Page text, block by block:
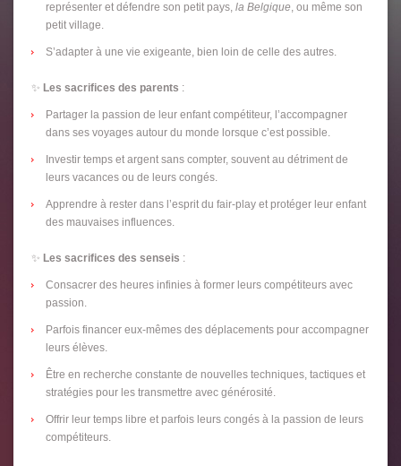
représenter et défendre son petit pays, la Belgique, ou même son
petit village.
S’adapter à une vie exigeante, bien loin de celle des autres.
✨ Les sacrifices des parents :
Partager la passion de leur enfant compétiteur, l’accompagner
dans ses voyages autour du monde lorsque c’est possible.
Investir temps et argent sans compter, souvent au détriment de
leurs vacances ou de leurs congés.
Apprendre à rester dans l’esprit du fair-play et protéger leur enfant
des mauvaises influences.
✨ Les sacrifices des senseis :
Consacrer des heures infinies à former leurs compétiteurs avec
passion.
Parfois financer eux-mêmes des déplacements pour accompagner
leurs élèves.
Être en recherche constante de nouvelles techniques, tactiques et
stratégies pour les transmettre avec générosité.
Offrir leur temps libre et parfois leurs congés à la passion de leurs
compétiteurs.